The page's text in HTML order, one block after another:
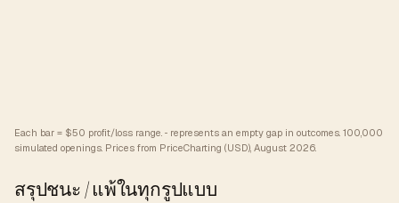
Each bar = $50 profit/loss range. ··· represents an empty gap in outcomes. 100,000
simulated openings. Prices from PriceCharting (USD), August 2026.
สรุปชนะ / แพ้ในทุกรูปแบบ